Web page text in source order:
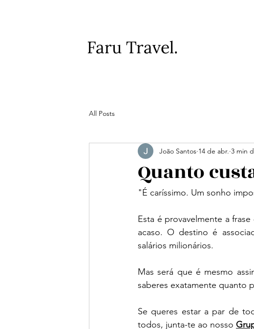
Faru Travel.
All Posts
Quanto
João Santos 14 de abr. 3 min
"É caríssimo. Um sonho
Esta é provavelmente a
acaso. O destino é
salários milionários.
Mas será que é mesmo
saberes exatamente quanto
Se queres estar a par de
todos, junta-te ao nosso